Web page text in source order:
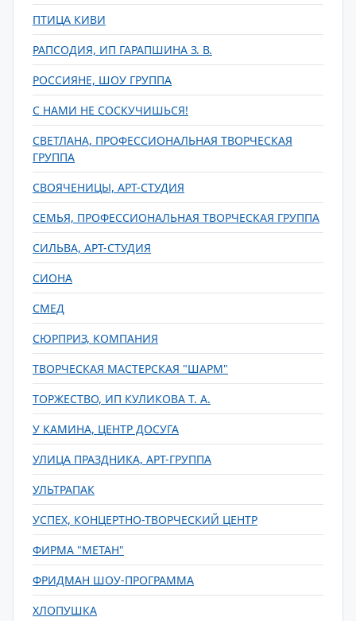
ПТИЦА КИВИ
РАПСОДИЯ, ИП ГАРАПШИНА З. В.
РОССИЯНЕ, ШОУ ГРУППА
С НАМИ НЕ СОСКУЧИШЬСЯ!
СВЕТЛАНА, ПРОФЕССИОНАЛЬНАЯ ТВОРЧЕСКАЯ
ГРУППА
СВОЯЧЕНИЦЫ, АРТ-СТУДИЯ
СЕМЬЯ, ПРОФЕССИОНАЛЬНАЯ ТВОРЧЕСКАЯ ГРУППА
СИЛЬВА, АРТ-СТУДИЯ
СИОНА
СМЕД
СЮРПРИЗ, КОМПАНИЯ
ТВОРЧЕСКАЯ МАСТЕРСКАЯ "ШАРМ"
ТОРЖЕСТВО, ИП КУЛИКОВА Т. А.
У КАМИНА, ЦЕНТР ДОСУГА
УЛИЦА ПРАЗДНИКА, АРТ-ГРУППА
УЛЬТРАПАК
УСПЕХ, КОНЦЕРТНО-ТВОРЧЕСКИЙ ЦЕНТР
ФИРМА "МЕТАН"
ФРИДМАН ШОУ-ПРОГРАММА
ХЛОПУШКА